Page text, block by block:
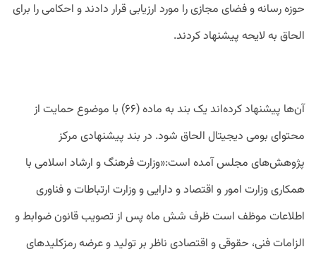
حوزه رسانه و فضای مجازی را مورد ارزیابی قرار دادند و احکامی را برای
الحاق به لایحه پیشنهاد کردند.
آن‌ها پیشنهاد کرده‌اند یک بند به ماده (۶۶) با موضوع حمایت از
محتوای بومی دیجیتال الحاق شود. در بند پیشنهادی مرکز
پژوهش‌های مجلس آمده است:«وزارت فرهنگ و ارشاد اسلامی با
همکاری وزارت امور و اقتصاد و دارایی و وزارت ارتباطات و فناوری
اطلاعات موظف است ظرف شش ماه پس از تصویب قانون ضوابط و
الزامات فنی، حقوقی و اقتصادی ناظر بر تولید و عرضه رمزکلیدهای